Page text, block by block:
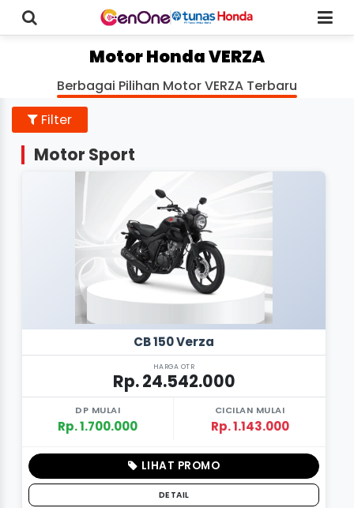
Motor Honda VERZA
Berbagai Pilihan Motor VERZA Terbaru
Filter
Motor Sport
CB 150 Verza
HARGA OTR
Rp. 24.542.000
DP MULAI
Rp. 1.700.000
CICILAN MULAI
Rp. 1.143.000
LIHAT PROMO
DETAIL